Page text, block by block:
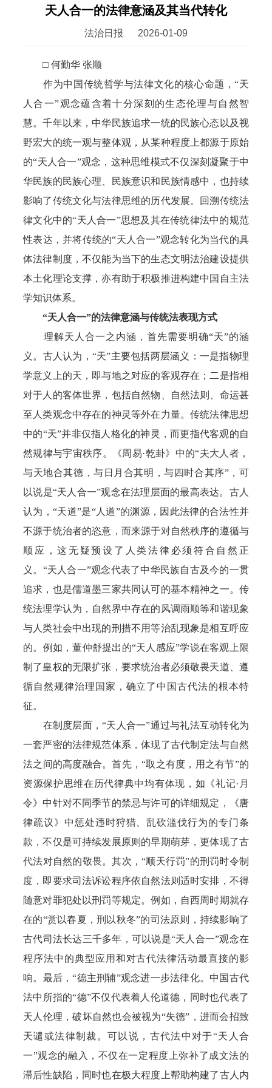
天人合一的法律意涵及其当代转化
法治日报 2026-01-09
□ 何勤华 张顺
作为中国传统哲学与法律文化的核心命题，“天
人合一”观念蕴含着十分深刻的生态伦理与自然智
慧。千年以来，中华民族追求一统的民族心态以及视
野宏大的统一观与整体观，从某种程度上都源于原始
的“天人合一”观念，这种思维模式不仅深刻凝聚于中
华民族的民族心理、民族意识和民族情感中，也持续
影响了传统文化与法律思维的历代发展。回溯传统法
律文化中的“天人合一”思想及其在传统律法中的规范
性表达，并将传统的“天人合一”观念转化为当代的具
体法律制度，不仅能为当下的生态文明法治建设提供
本土化理论支撑，亦有助于积极推进构建中国自主法
学知识体系。
“天人合一”的法律意涵与传统法表现方式
理解天人合一之内涵，首先需要明确“天”的涵
义。古人认为，“天”主要包括两层涵义：一是指物理
学意义上的天，即与地之对应的客观存在；二是指相
对于人的客体世界，包括自然物、自然法则、命运甚
至人类观念中存在的神灵等外在力量。传统法律思想
中的“天”并非仅指人格化的神灵，而更指代客观的自
然规律与宇宙秩序。《周易·乾卦》中的“夫大人者，
与天地合其德，与日月合其明，与四时合其序”，可
以说是“天人合一”观念在法理层面的最高表达。古人
认为，“天道”是“人道”的渊源，因此法律的合法性并
不源于统治者的恣意，而来源于对自然秩序的遵循与
顺应，这无疑预设了人类法律必须符合自然正
义。“天人合一”观念代表了中华民族自古及今的一贯
追求，也是儒道墨三家共同认可的基本精神之一。传
统法理学认为，自然界中存在的风调雨顺等和谐现象
与人类社会中出现的刑措不用等治乱现象是相互呼应
的。例如，董仲舒提出的“天人感应”学说在客观上限
制了皇权的无限扩张，要求统治者必须敬畏天道、遵
循自然规律治理国家，确立了中国古代法的根本特
征。
在制度层面，“天人合一”通过与礼法互动转化为
一套严密的法律规范体系，体现了古代制定法与自然
法之间的高度融合。首先，“取之有度，用之有节”的
资源保护思维在历代律典中均有体现，如《礼记·月
令》中针对不同季节的禁忌与许可的详细规定，《唐
律疏议》中惩处违时狩猎、乱砍滥伐行为的专门条
款，不仅是可持续发展原则的早期萌芽，更体现了古
代法对自然的敬畏。其次，“顺天行罚”的刑罚时令制
度，即要求司法诉讼程序依自然法则适时安排，不得
随意对罪犯处以刑罚等规定。例如，自西周时期就存
在的“赏以春夏，刑以秋冬”的司法原则，持续影响了
古代司法长达三千多年，可以说是“天人合一”观念在
程序法中的典型应用和对古代法律活动最直接的影
响。最后，“德主刑辅”观念进一步法律化。中国古代
法中所指的“德”不仅代表着人伦道德，同时也代表了
天人伦理，破坏自然也会被视为“失德”，进而会招致
天谴或法律制裁。可以说，古代法中对于“天人合
一”观念的融入，不仅在一定程度上弥补了成文法的
滞后性缺陷，同时也在极大程度上帮助构建了古人内